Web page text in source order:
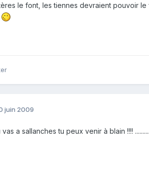
le font, les tiennes devraient pouvoir
juin 2009
a sallanches tu peux venir à blain !!!!